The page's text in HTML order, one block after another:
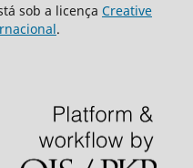
sob a licença Creative
.